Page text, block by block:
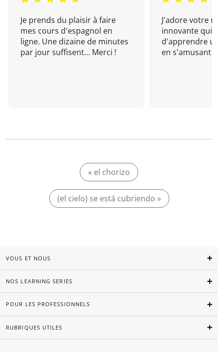
Je prends du plaisir à faire
mes cours d'espagnol en
ligne. Une dizaine de minutes
par jour suffisent... Merci !
J'adore votre
innovante qui
d'apprendre
en s'amusant !
« el chorizo
(el cielo) se está cubriendo »
VOUS ET NOUS
NOS LEARNING SERIES
POUR LES PROFESSIONNELS
RUBRIQUES UTILES